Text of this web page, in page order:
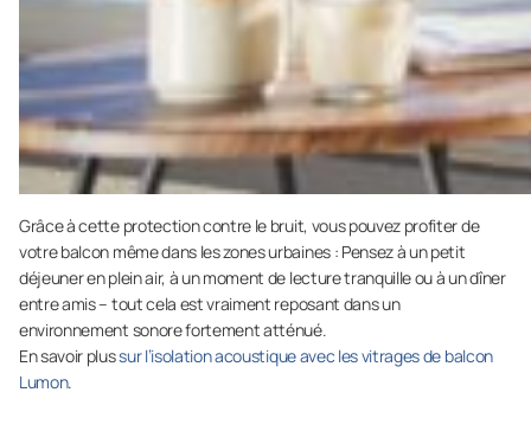
Grâce à cette protection contre le bruit, vous pouvez profiter de
votre balcon même dans les zones urbaines : Pensez à un petit
déjeuner en plein air, à un moment de lecture tranquille ou à un dîner
entre amis – tout cela est vraiment reposant dans un
environnement sonore fortement atténué.
En savoir plussur l’isolation acoustique avec les vitrages de balcon
Lumon.